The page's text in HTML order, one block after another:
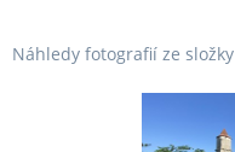
Náhledy fotografií ze složky